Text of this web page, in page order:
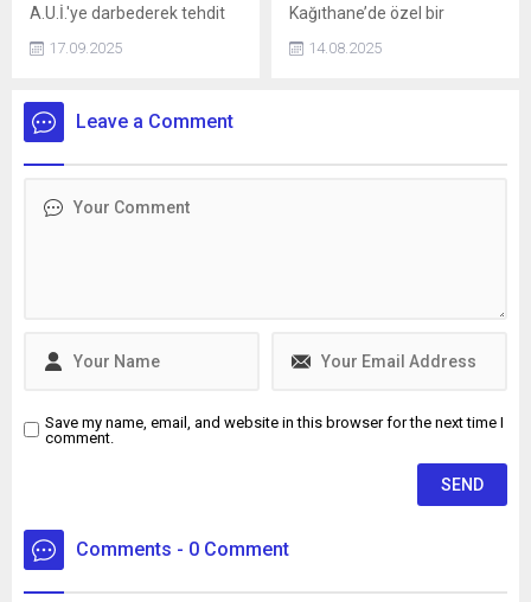
A.U.İ.'ye darbederek tehdit
bir aracın çarpmasına neden
yaşındaki E.S. gözaltına
alındı. Şüpheliler, adliyeye
17.09.2025
Kağıthane’de özel bir
olarak görev yapan doktor
intiharımı erteledim" yazılı
14.08.2025
Leave a Comment
Save my name, email, and website in this browser for the next time I
comment.
Comments - 0 Comment